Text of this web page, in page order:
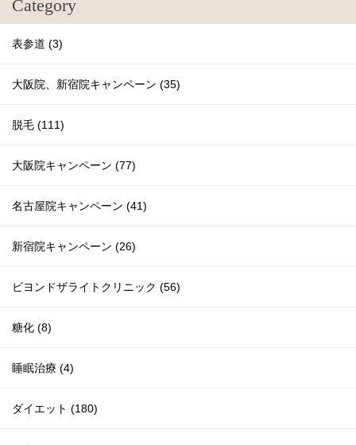
Category
表参道 (3)
大阪院、新宿院キャンペーン (35)
脱毛 (111)
大阪院キャンペーン (77)
名古屋院キャンペーン (41)
新宿院キャンペーン (26)
ビヨンドザライトクリニック (56)
糖化 (8)
睡眠治療 (4)
ダイエット (180)